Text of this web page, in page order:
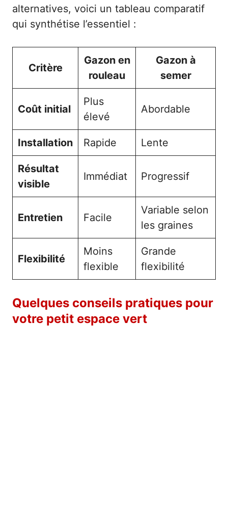
alternatives, voici un tableau comparatif
qui synthétise l’essentiel :
Critère
Gazon en
rouleau
Gazon à
semer
Coût initial
Plus
élevé
Abordable
Installation Rapide Lente
Résultat
visible
Immédiat Progressif
Entretien Facile
Variable selon
les graines
Flexibilité
Moins
flexible
Grande
flexibilité
Quelques conseils pratiques pour
votre petit espace vert